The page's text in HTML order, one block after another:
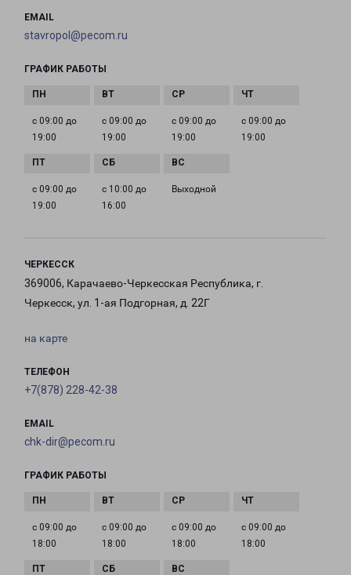
EMAIL
stavropol@pecom.ru
ГРАФИК РАБОТЫ
с 09:00 до
19:00
с 09:00 до
19:00
с 09:00 до
19:00
с 09:00 до
19:00
с 09:00 до
19:00
с 10:00 до
16:00
Выходной
ЧЕРКЕССК
369006, Карачаево-Черкесская Республика, г.
Черкесск, ул. 1-ая Подгорная, д. 22Г
на карте
ТЕЛЕФОН
+7(878) 228-42-38
EMAIL
chk-dir@pecom.ru
ГРАФИК РАБОТЫ
с 09:00 до
18:00
с 09:00 до
18:00
с 09:00 до
18:00
с 09:00 до
18:00